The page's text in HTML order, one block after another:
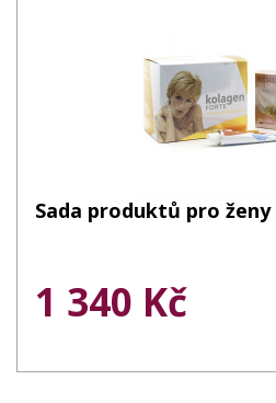
Sada produktů pro ženy
1 340 Kč